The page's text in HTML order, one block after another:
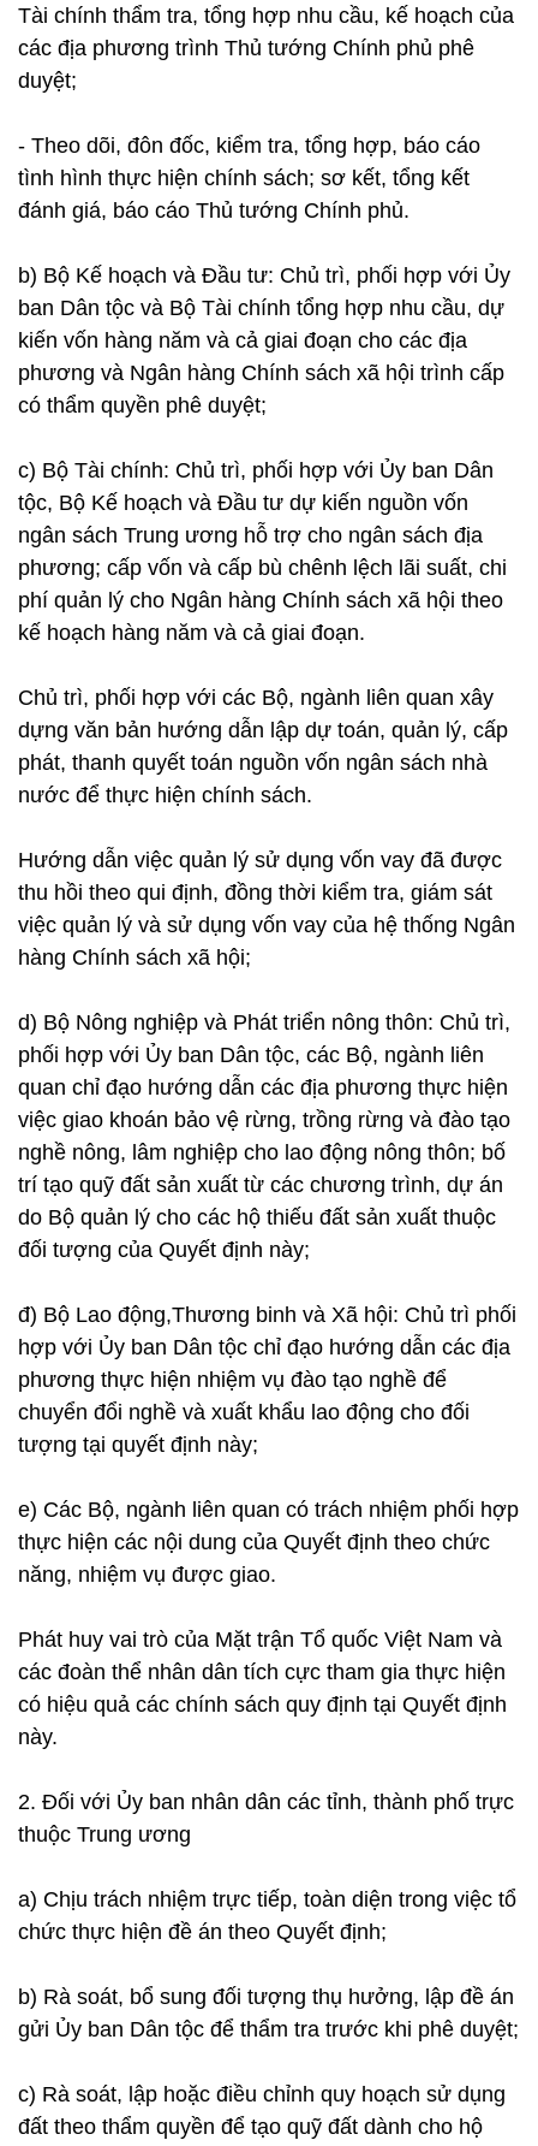
Tài chính thẩm tra, tổng hợp nhu cầu, kế hoạch của
các địa phương trình Thủ tướng Chính phủ phê
duyệt;
- Theo dõi, đôn đốc, kiểm tra, tổng hợp, báo cáo
tình hình thực hiện chính sách; sơ kết, tổng kết
đánh giá, báo cáo Thủ tướng Chính phủ.
b) Bộ Kế hoạch và Đầu tư: Chủ trì, phối hợp với Ủy
ban Dân tộc và Bộ Tài chính tổng hợp nhu cầu, dự
kiến vốn hàng năm và cả giai đoạn cho các địa
phương và Ngân hàng Chính sách xã hội trình cấp
có thẩm quyền phê duyệt;
c) Bộ Tài chính: Chủ trì, phối hợp với Ủy ban Dân
tộc, Bộ Kế hoạch và Đầu tư dự kiến nguồn vốn
ngân sách Trung ương hỗ trợ cho ngân sách địa
phương; cấp vốn và cấp bù chênh lệch lãi suất, chi
phí quản lý cho Ngân hàng Chính sách xã hội theo
kế hoạch hàng năm và cả giai đoạn.
Chủ trì, phối hợp với các Bộ, ngành liên quan xây
dựng văn bản hướng dẫn lập dự toán, quản lý, cấp
phát, thanh quyết toán nguồn vốn ngân sách nhà
nước để thực hiện chính sách.
Hướng dẫn việc quản lý sử dụng vốn vay đã được
thu hồi theo qui định, đồng thời kiểm tra, giám sát
việc quản lý và sử dụng vốn vay của hệ thống Ngân
hàng Chính sách xã hội;
d) Bộ Nông nghiệp và Phát triển nông thôn: Chủ trì,
phối hợp với Ủy ban Dân tộc, các Bộ, ngành liên
quan chỉ đạo hướng dẫn các địa phương thực hiện
việc giao khoán bảo vệ rừng, trồng rừng và đào tạo
nghề nông, lâm nghiệp cho lao động nông thôn; bố
trí tạo quỹ đất sản xuất từ các chương trình, dự án
do Bộ quản lý cho các hộ thiếu đất sản xuất thuộc
đối tượng của Quyết định này;
đ) Bộ Lao động,Thương binh và Xã hội: Chủ trì phối
hợp với Ủy ban Dân tộc chỉ đạo hướng dẫn các địa
phương thực hiện nhiệm vụ đào tạo nghề để
chuyển đổi nghề và xuất khẩu lao động cho đối
tượng tại quyết định này;
e) Các Bộ, ngành liên quan có trách nhiệm phối hợp
thực hiện các nội dung của Quyết định theo chức
năng, nhiệm vụ được giao.
Phát huy vai trò của Mặt trận Tổ quốc Việt Nam và
các đoàn thể nhân dân tích cực tham gia thực hiện
có hiệu quả các chính sách quy định tại Quyết định
này.
2. Đối với Ủy ban nhân dân các tỉnh, thành phố trực
thuộc Trung ương
a) Chịu trách nhiệm trực tiếp, toàn diện trong việc tổ
chức thực hiện đề án theo Quyết định;
b) Rà soát, bổ sung đối tượng thụ hưởng, lập đề án
gửi Ủy ban Dân tộc để thẩm tra trước khi phê duyệt;
c) Rà soát, lập hoặc điều chỉnh quy hoạch sử dụng
đất theo thẩm quyền để tạo quỹ đất dành cho hộ